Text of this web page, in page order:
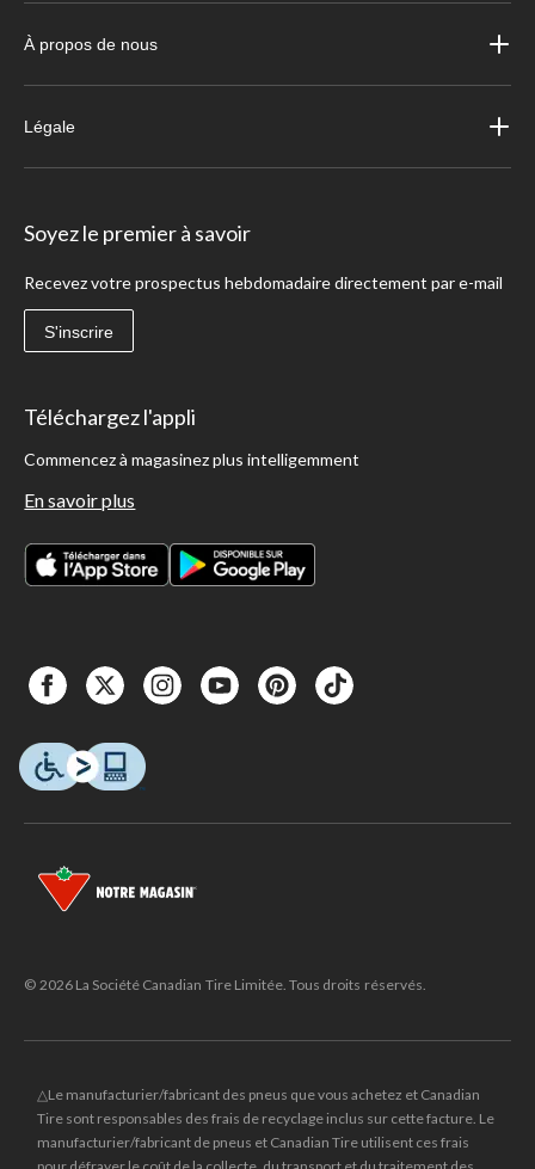
À propos de nous
Légale
Soyez le premier à savoir
Recevez votre prospectus hebdomadaire directement par e-mail
S'inscrire
Téléchargez l'appli
Commencez à magasinez plus intelligemment
En savoir plus
© 2026 La Société Canadian Tire Limitée. Tous droits réservés.
△Le manufacturier/fabricant des pneus que vous achetez et Canadian
Tire sont responsables des frais de recyclage inclus sur cette facture. Le
manufacturier/fabricant de pneus et Canadian Tire utilisent ces frais